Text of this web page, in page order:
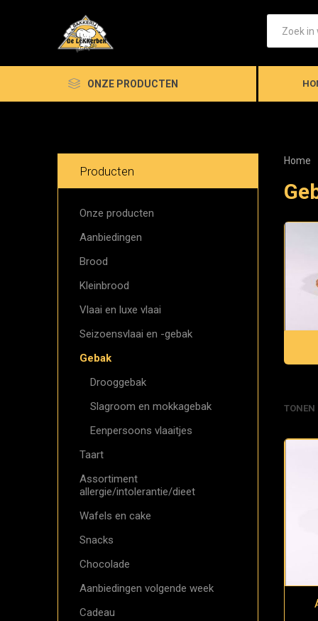
ONZE PRODUCTEN
Home
TONEN
Producten
Onze producten
Aanbiedingen
Brood
Kleinbrood
Vlaai en luxe vlaai
Seizoensvlaai en -gebak
Gebak
Drooggebak
Slagroom en mokkagebak
Eenpersoons vlaaitjes
Taart
Assortiment
allergie/intolerantie/dieet
Wafels en cake
Snacks
Chocolade
Aanbiedingen volgende week
Cadeau